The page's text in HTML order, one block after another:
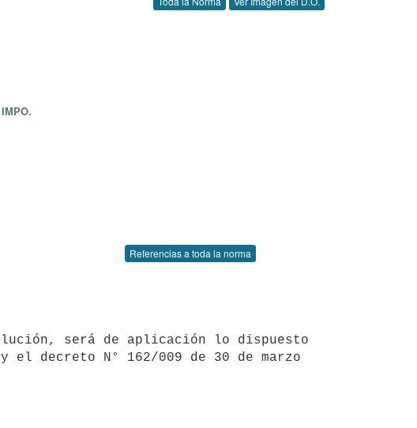
Referencias a toda la norma
decreto N° 162/009 de 30 de marzo